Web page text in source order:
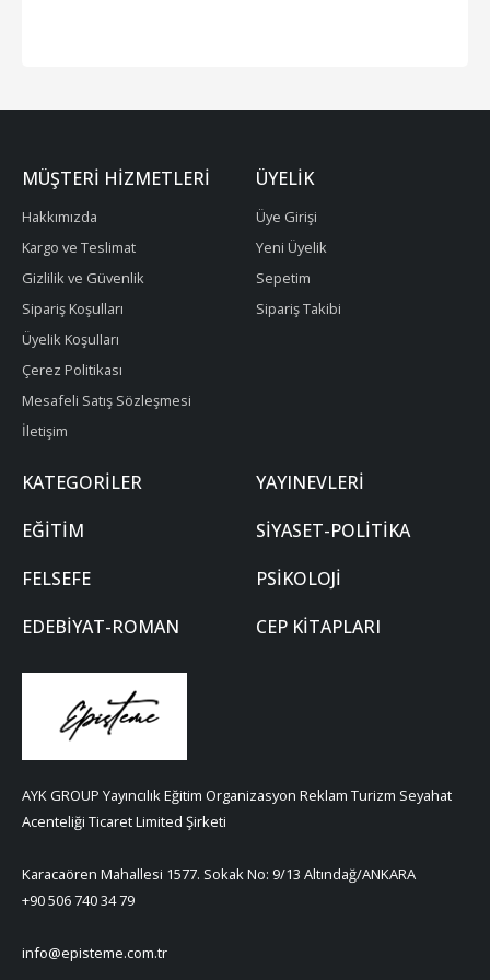
MÜŞTERI HIZMETLERI
Hakkımızda
Kargo ve Teslimat
Gizlilik ve Güvenlik
Sipariş Koşulları
Üyelik Koşulları
Çerez Politikası
Mesafeli Satış Sözleşmesi
İletişim
ÜYELIK
Üye Girişi
Yeni Üyelik
Sepetim
Sipariş Takibi
KATEGORILER
YAYINEVLERI
EĞITIM
SIYASET-POLITIKA
FELSEFE
PSIKOLOJI
EDEBIYAT-ROMAN
CEP KITAPLARI
AYK GROUP Yayıncılık Eğitim Organizasyon Reklam Turizm Seyahat
Acenteliği Ticaret Limited Şirketi
Karacaören Mahallesi 1577. Sokak No: 9/13 Altındağ/ANKARA
+90 506 740 34 79
info@episteme.com.tr